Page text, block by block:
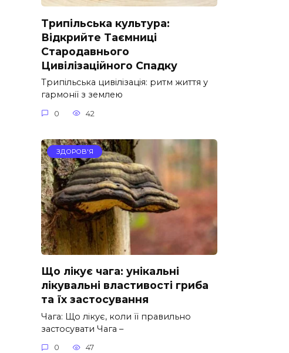
Трипільська культура:
Відкрийте Таємниці
Стародавнього
Цивілізаційного Спадку
Трипільська цивілізація: ритм життя у
гармонії з землею
0 42
ЗДОРОВ'Я
Що лікує чага: унікальні
лікувальні властивості гриба
та їх застосування
Чага: Що лікує, коли її правильно
застосувати Чага –
0 47